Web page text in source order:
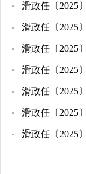
滑政任〔2025
滑政任〔2025
滑政任〔2025
滑政任〔2025
滑政任〔2025
滑政任〔2025
滑政任〔2025